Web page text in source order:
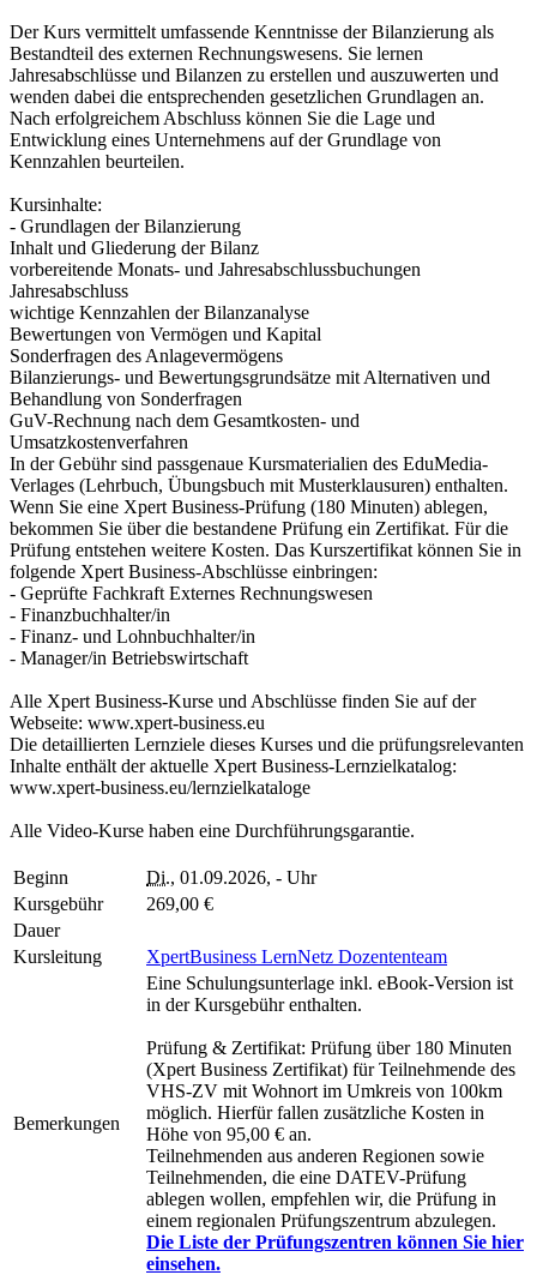
Der Kurs vermittelt umfassende Kenntnisse der Bilanzierung als
Bestandteil des externen Rechnungswesens. Sie lernen
Jahresabschlüsse und Bilanzen zu erstellen und auszuwerten und
wenden dabei die entsprechenden gesetzlichen Grundlagen an.
Nach erfolgreichem Abschluss können Sie die Lage und
Entwicklung eines Unternehmens auf der Grundlage von
Kennzahlen beurteilen.
Kursinhalte:
- Grundlagen der Bilanzierung
Inhalt und Gliederung der Bilanz
vorbereitende Monats- und Jahresabschlussbuchungen
Jahresabschluss
wichtige Kennzahlen der Bilanzanalyse
Bewertungen von Vermögen und Kapital
Sonderfragen des Anlagevermögens
Bilanzierungs- und Bewertungsgrundsätze mit Alternativen und
Behandlung von Sonderfragen
GuV-Rechnung nach dem Gesamtkosten- und
Umsatzkostenverfahren
In der Gebühr sind passgenaue Kursmaterialien des EduMedia-
Verlages (Lehrbuch, Übungsbuch mit Musterklausuren) enthalten.
Wenn Sie eine Xpert Business-Prüfung (180 Minuten) ablegen,
bekommen Sie über die bestandene Prüfung ein Zertifikat. Für die
Prüfung entstehen weitere Kosten. Das Kurszertifikat können Sie in
folgende Xpert Business-Abschlüsse einbringen:
- Geprüfte Fachkraft Externes Rechnungswesen
- Finanzbuchhalter/in
- Finanz- und Lohnbuchhalter/in
- Manager/in Betriebswirtschaft
Alle Xpert Business-Kurse und Abschlüsse finden Sie auf der
Webseite: www.xpert-business.eu
Die detaillierten Lernziele dieses Kurses und die prüfungsrelevanten
Inhalte enthält der aktuelle Xpert Business-Lernzielkatalog:
www.xpert-business.eu/lernzielkataloge
Alle Video-Kurse haben eine Durchführungsgarantie.
Beginn Di., 01.09.2026, - Uhr
Kursgebühr
269,00 €
Dauer
Kursleitung
XpertBusiness LernNetz Dozententeam
Bemerkungen
Eine Schulungsunterlage inkl. eBook-Version ist
in der Kursgebühr enthalten.
Prüfung & Zertifikat: Prüfung über 180 Minuten
(Xpert Business Zertifikat) für Teilnehmende des
VHS-ZV mit Wohnort im Umkreis von 100km
möglich. Hierfür fallen zusätzliche Kosten in
Höhe von 95,00 € an.
Teilnehmenden aus anderen Regionen sowie
Teilnehmenden, die eine DATEV-Prüfung
ablegen wollen, empfehlen wir, die Prüfung in
einem regionalen Prüfungszentrum abzulegen.
Die Liste der Prüfungszentren können Sie hier
einsehen.